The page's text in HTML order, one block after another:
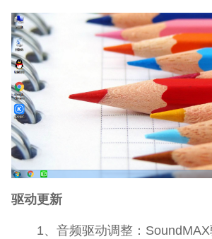
驱动更新
1、音频驱动调整：SoundMAX